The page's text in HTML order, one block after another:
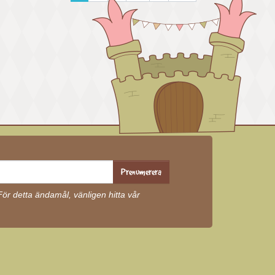
Prenumerera
detta ändamål, vänligen hitta vår